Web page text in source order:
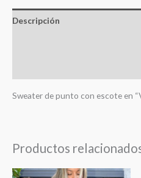
Descripción
Sweater de punto con escote en
Productos